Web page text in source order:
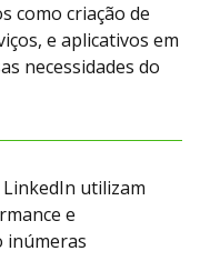
como criação de
e aplicativos em
necessidades do
utilizam
e
inúmeras